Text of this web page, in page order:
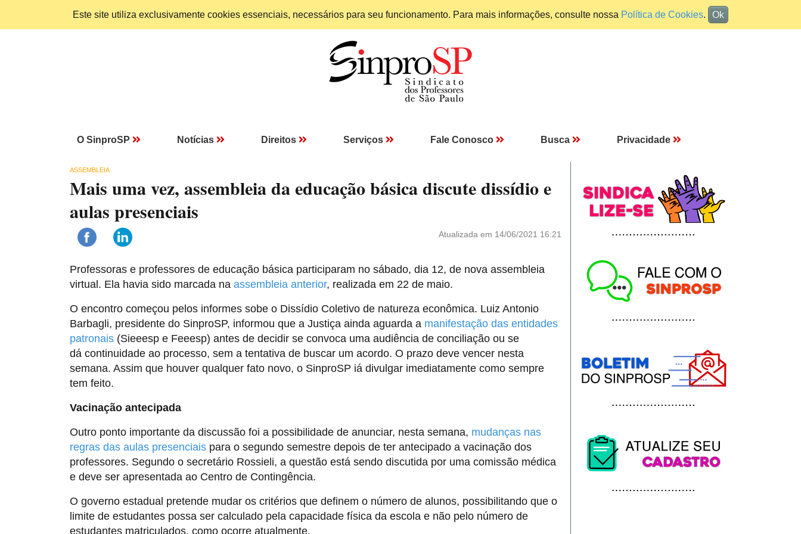
Este site utiliza exclusivamente cookies essenciais, necessários para seu funcionamento. Para mais informações, consulte nossa Política de Cookies. Ok
O SinproSP Notícias Direitos Serviços Fale Conosco Busca Privacidade
ASSEMBLEIA
Mais uma vez, assembleia da educação básica discute dissídio e
aulas presenciais
Atualizada em 14/06/2021 16:21
Professoras e professores de educação básica participaram no sábado, dia 12, de nova assembleia
virtual. Ela havia sido marcada na assembleia anterior, realizada em 22 de maio.
O encontro começou pelos informes sobe o Dissídio Coletivo de natureza econômica. Luiz Antonio
Barbagli, presidente do SinproSP, informou que a Justiça ainda aguarda a manifestação das entidades
patronais (Sieeesp e Feeesp) antes de decidir se convoca uma audiência de conciliação ou se
dá continuidade ao processo, sem a tentativa de buscar um acordo. O prazo deve vencer nesta
semana. Assim que houver qualquer fato novo, o SinproSP iá divulgar imediatamente como sempre
tem feito.
Vacinação antecipada
Outro ponto importante da discussão foi a possibilidade de anunciar, nesta semana, mudanças nas
regras das aulas presenciais para o segundo semestre depois de ter antecipado a vacinação dos
professores. Segundo o secretário Rossieli, a questão está sendo discutida por uma comissão médica
e deve ser apresentada ao Centro de Contingência.
O governo estadual pretende mudar os critérios que definem o número de alunos, possibilitando que o
limite de estudantes possa ser calculado pela capacidade física da escola e não pelo número de
estudantes matriculados, como ocorre atualmente.